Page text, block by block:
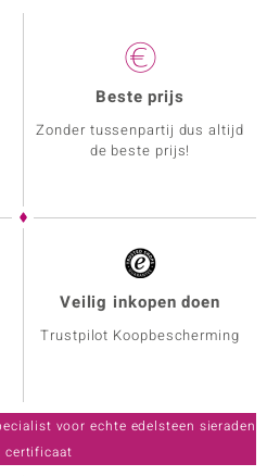
Beste prijs
Zonder tussenpartij dus altijd
de beste prijs!
Veilig inkopen doen
Trustpilot Koopbescherming
voor echte edelsteen sieraden
certificaat